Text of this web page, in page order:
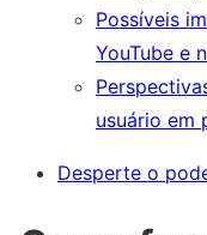
Possíveis
YouTube e
usuário em
Desperte o